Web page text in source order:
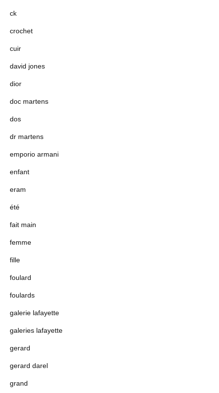
ck
crochet
cuir
david jones
dior
doc martens
dos
dr martens
emporio armani
enfant
eram
été
fait main
femme
fille
foulard
foulards
galerie lafayette
galeries lafayette
gerard
gerard darel
grand